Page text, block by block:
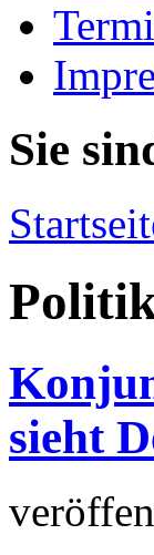
Sie
sieht